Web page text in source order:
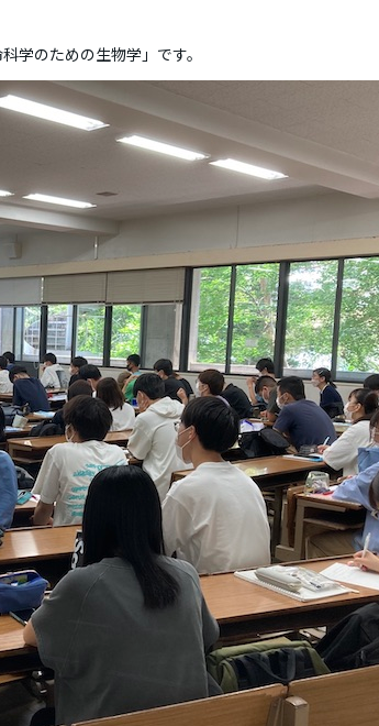
学のための生物学」です。